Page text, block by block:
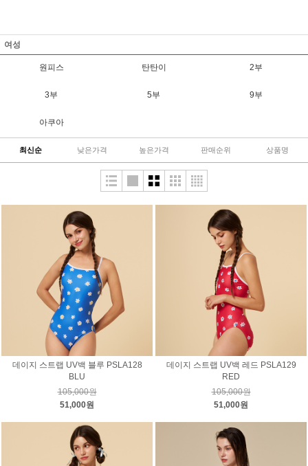
여성
원피스 탄탄이 2부
3부 5부 9부
아쿠아
최신순 낮은가격 높은가격 판매순위 상품명
데이지 스트랩 UV백 블루 PSLA128
BLU
105,000원
51,000원
데이지 스트랩 UV백 레드 PSLA129
RED
105,000원
51,000원